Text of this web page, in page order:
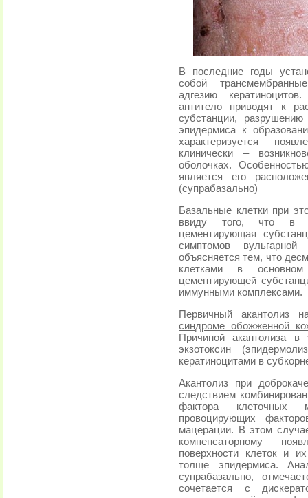
В последние годы
собой
адгезию
антитело приводят к
субстанции,
эпидермиса к
характеризуется
клинически –
оболочках.
является его
(супрабазально)
Базальные клетки при
ввиду того, что в
цементирующая
симптомов
объясняется тем, что
клетками в
цементирующей
иммунными комплексами.
Первичный акантолиз
синдроме обожженной
Причиной акантолиза в
экзотоксин
кератиноцитами в
Акантолиз при
следствием
фактора клеточных
провоцирующих
мацерации. В этом
компенсаторному
поверхности клеток и
толще эпидермиса.
супрабазально,
сочетается с